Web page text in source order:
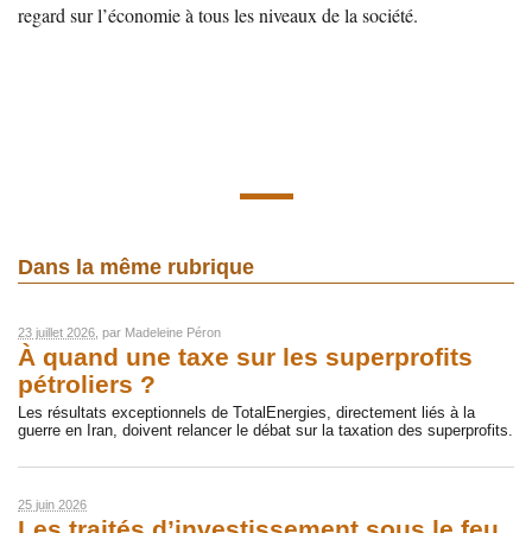
regard sur l’économie à tous les niveaux de la société.
Dans la même rubrique
23 juillet 2026 , par Madeleine Péron
À quand une taxe sur les superprofits
pétroliers ?
Les résultats exceptionnels de TotalEnergies, directement liés à la
guerre en Iran, doivent relancer le débat sur la taxation des superprofits.
25 juin 2026